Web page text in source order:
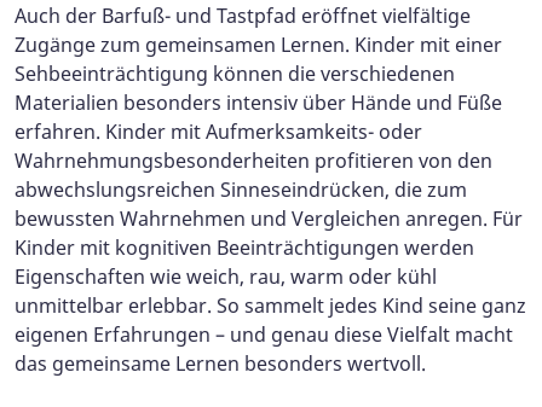
Auch der Barfuß- und Tastpfad eröffnet vielfältige
Zugänge zum gemeinsamen Lernen. Kinder mit einer
Sehbeeinträchtigung können die verschiedenen
Materialien besonders intensiv über Hände und Füße
erfahren. Kinder mit Aufmerksamkeits- oder
Wahrnehmungsbesonderheiten profitieren von den
abwechslungsreichen Sinneseindrücken, die zum
bewussten Wahrnehmen und Vergleichen anregen. Für
Kinder mit kognitiven Beeinträchtigungen werden
Eigenschaften wie weich, rau, warm oder kühl
unmittelbar erlebbar. So sammelt jedes Kind seine ganz
eigenen Erfahrungen – und genau diese Vielfalt macht
das gemeinsame Lernen besonders wertvoll.